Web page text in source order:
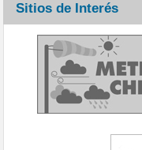
Sitios de Interés